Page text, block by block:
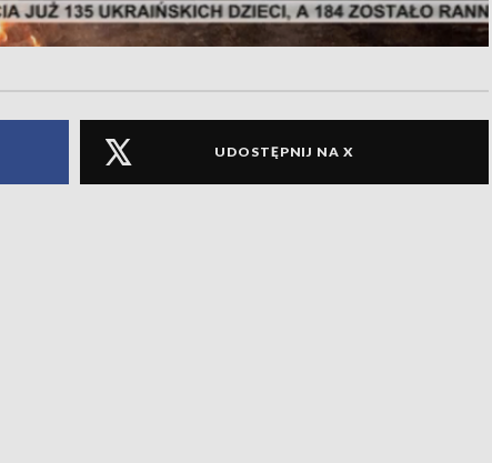
UDOSTĘPNIJ NA X